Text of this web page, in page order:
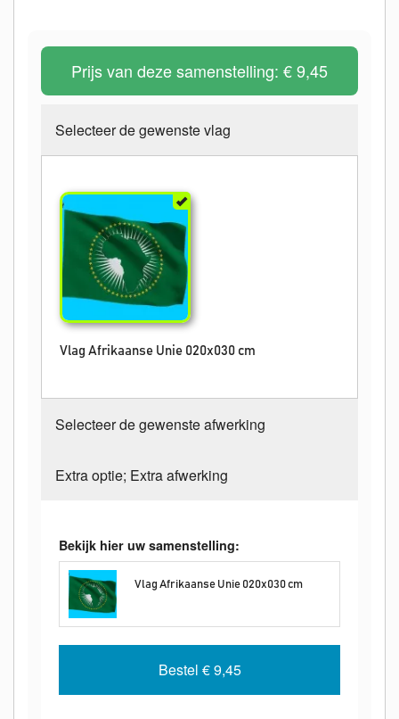
Prijs van deze samenstelling: € 9,45
Selecteer de gewenste vlag
Vlag Afrikaanse Unie 020x030 cm
Selecteer de gewenste afwerking
Extra optie; Extra afwerking
Bekijk hier uw samenstelling:
Vlag Afrikaanse Unie 020x030 cm
Bestel € 9,45